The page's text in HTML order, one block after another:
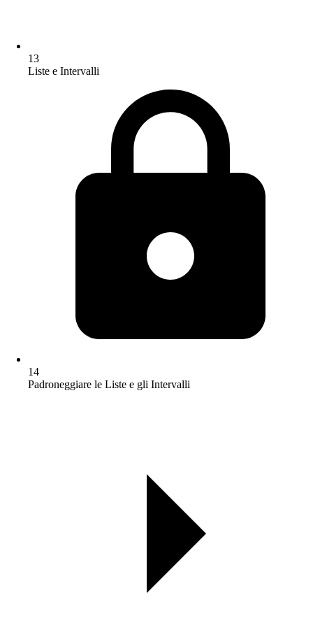
13
Liste e Intervalli
14
Padroneggiare le Liste e gli Intervalli